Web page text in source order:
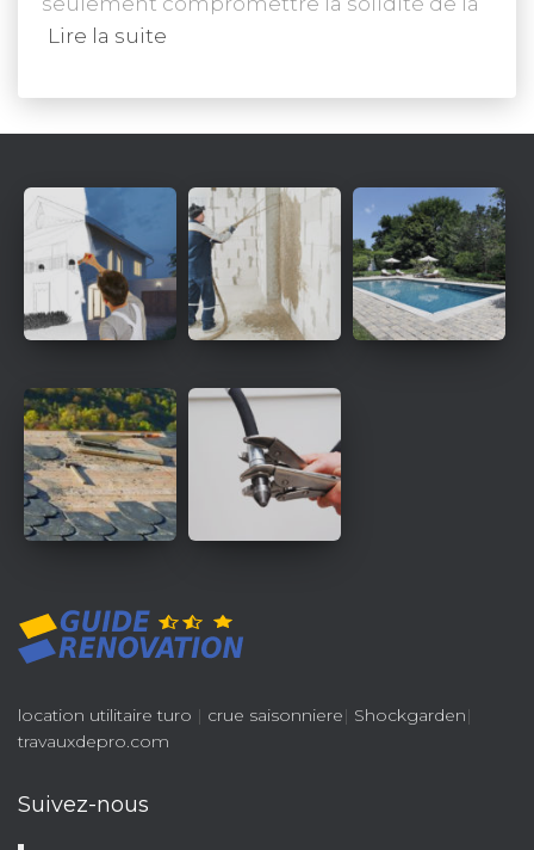
Lire la suite
location utilitaire turo | crue saisonniere| Shockgarden|
travauxdepro.com
Suivez-nous